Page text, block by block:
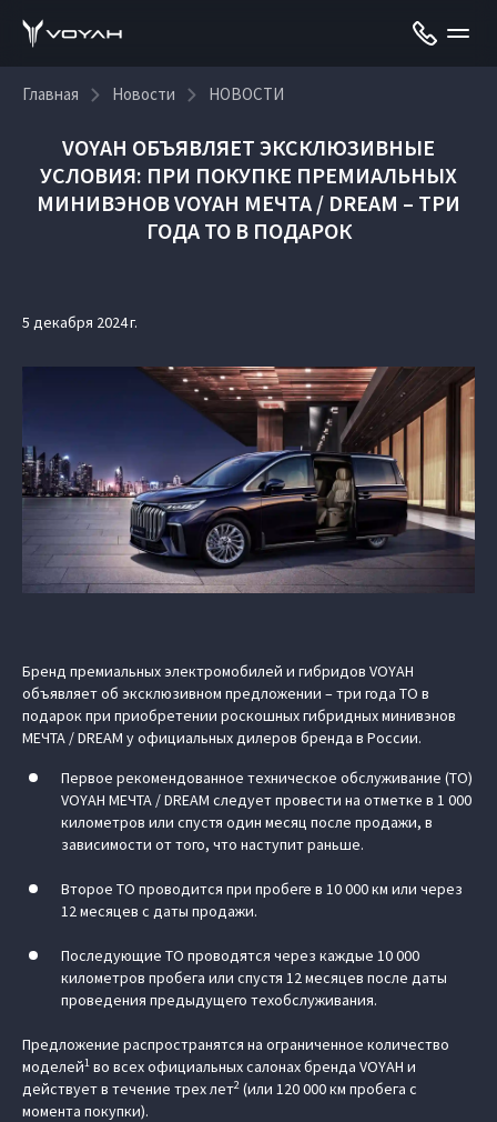
Главная Новости НОВОСТИ
VOYAH ОБЪЯВЛЯЕТ ЭКСКЛЮЗИВНЫЕ
УСЛОВИЯ: ПРИ ПОКУПКЕ ПРЕМИАЛЬНЫХ
МИНИВЭНОВ VOYAH МЕЧТА / DREAM – ТРИ
ГОДА ТО В ПОДАРОК
5 декабря 2024 г.
Бренд премиальных электромобилей и гибридов VOYAH
объявляет об эксклюзивном предложении – три года ТО в
подарок при приобретении роскошных гибридных минивэнов
МЕЧТА / DREAM у официальных дилеров бренда в России.
Первое рекомендованное техническое обслуживание (ТО)
VOYAH МЕЧТА / DREAM следует провести на отметке в 1 000
километров или спустя один месяц после продажи, в
зависимости от того, что наступит раньше.
Второе ТО проводится при пробеге в 10 000 км или через
12 месяцев с даты продажи.
Последующие ТО проводятся через каждые 10 000
километров пробега или спустя 12 месяцев после даты
проведения предыдущего техобслуживания.
Предложение распространятся на ограниченное количество
моделей1 во всех официальных салонах бренда VOYAH и
действует в течение трех лет2 (или 120 000 км пробега с
момента покупки).